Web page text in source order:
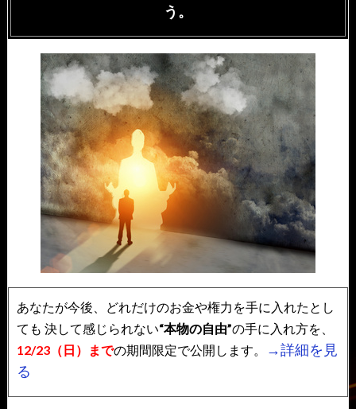
う。
あなたが今後、どれだけのお金や権力を手に入れたとし
ても 決して感じられない“本物の自由”の手に入れ方を、
12/23（日）までの期間限定で公開します。
→詳細を見
る